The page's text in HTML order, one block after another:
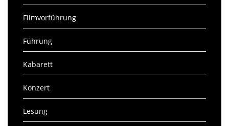
Filmvorführung
Führung
Kabarett
Konzert
Lesung